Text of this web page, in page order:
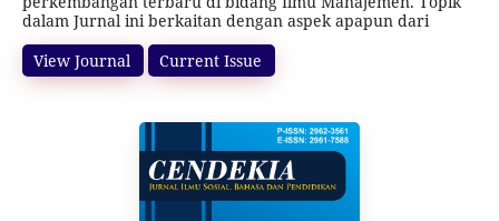
dalam Jurnal ini berkaitan dengan aspek apapun dari
manajemen, namun tidak terbatas pada topik berikut :
Manajemen Sumberdaya Manusia , Manajemen Keuangan,
Manajemen Pemasaran, Manajemen Sektor Publik,
dan Pasar Modal dan Investasi. Jurnal ini terbit 1 tahun 4
Februari, Mei, Agustus dan November
terakreditasi SINTA 5 (SK Direktur Jenderal Pendidikan
Tinggi, Riset, dan Teknologi Nomor156/C/C3/KPT/2026
View Journal Current Issue